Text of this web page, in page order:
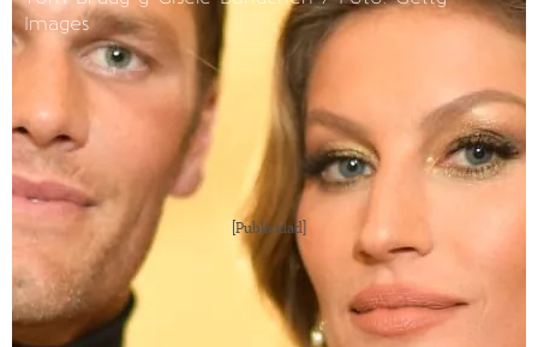
Images
[Publicidad]